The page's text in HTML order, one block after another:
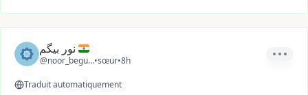
نور بیگم
@noor_begum2
•sœur•8h
Traduit automatiquement